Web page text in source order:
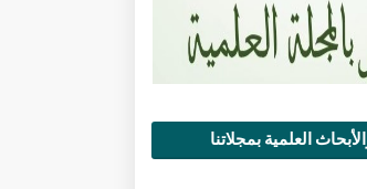
العلمية بمجلاتنا